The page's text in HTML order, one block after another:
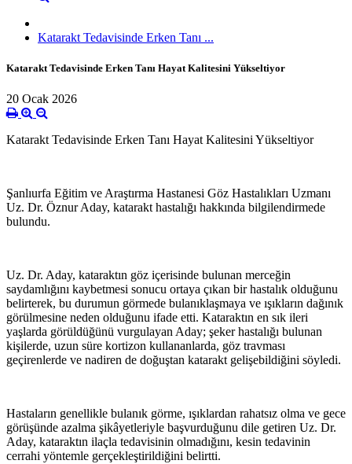
Katarakt Tedavisinde Erken Tanı ...
Katarakt Tedavisinde Erken Tanı Hayat Kalitesini Yükseltiyor
20 Ocak 2026
Katarakt Tedavisinde Erken Tanı Hayat Kalitesini Yükseltiyor
Şanlıurfa Eğitim ve Araştırma Hastanesi Göz Hastalıkları Uzmanı
Uz. Dr. Öznur Aday, katarakt hastalığı hakkında bilgilendirmede
bulundu.
Uz. Dr. Aday, kataraktın göz içerisinde bulunan merceğin
saydamlığını kaybetmesi sonucu ortaya çıkan bir hastalık olduğunu
belirterek, bu durumun görmede bulanıklaşmaya ve ışıkların dağınık
görülmesine neden olduğunu ifade etti. Kataraktın en sık ileri
yaşlarda görüldüğünü vurgulayan Aday; şeker hastalığı bulunan
kişilerde, uzun süre kortizon kullananlarda, göz travması
geçirenlerde ve nadiren de doğuştan katarakt gelişebildiğini söyledi.
Hastaların genellikle bulanık görme, ışıklardan rahatsız olma ve gece
görüşünde azalma şikâyetleriyle başvurduğunu dile getiren Uz. Dr.
Aday, kataraktın ilaçla tedavisinin olmadığını, kesin tedavinin
cerrahi yöntemle gerçekleştirildiğini belirtti.